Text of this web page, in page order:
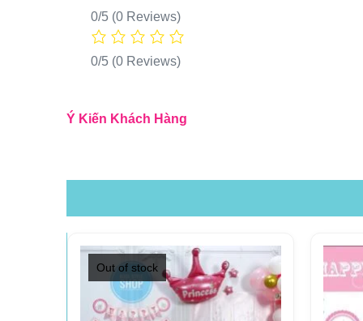
0/5 (0 Reviews)
0/5 (0 Reviews)
Ý Kiến Khách Hàng
Out of stock